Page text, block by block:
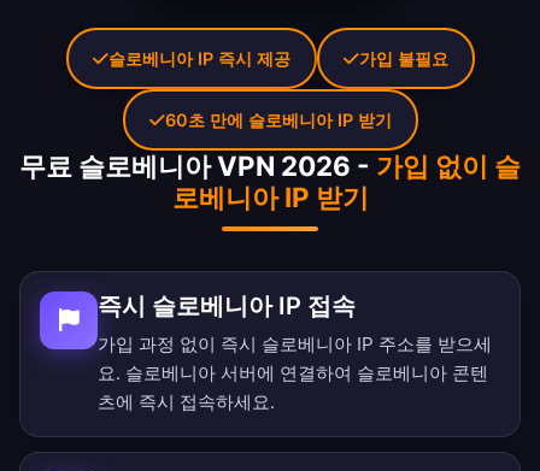
무료 슬로베니아 VPN 2026 - 가입 없이 슬
로베니아 IP 받기
즉시 슬로베니아 IP 접속
가입 과정 없이 즉시 슬로베니아 IP 주소를 받으세
요. 슬로베니아 서버에 연결하여 슬로베니아 콘텐
츠에 즉시 접속하세요.
슬로베니아 IP 즉시 제공 가입 불필요
60초 만에 슬로베니아 IP 받기